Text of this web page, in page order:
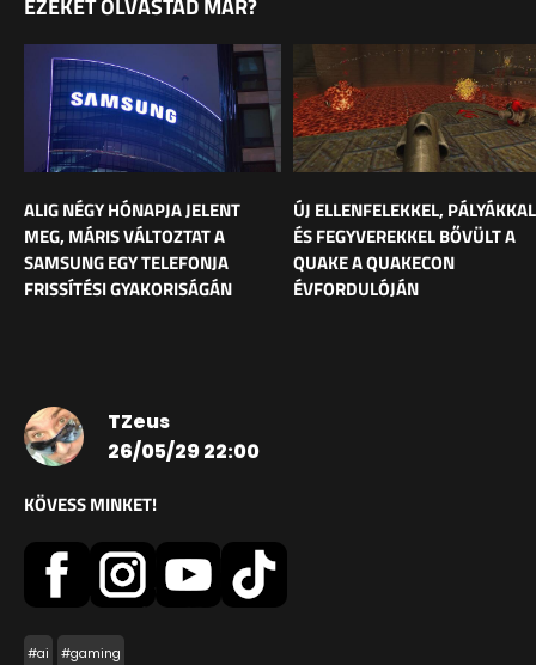
EZEKET OLVASTAD MÁR?
ALIG NÉGY HÓNAPJA JELENT
MEG, MÁRIS VÁLTOZTAT A
SAMSUNG EGY TELEFONJA
FRISSÍTÉSI GYAKORISÁGÁN
ÚJ ELLENFELEKKEL, PÁLYÁKKAL
ÉS FEGYVEREKKEL BŐVÜLT A
QUAKE A QUAKECON
ÉVFORDULÓJÁN
TZeus
26/05/29 22:00
KÖVESS MINKET!
#ai #gaming